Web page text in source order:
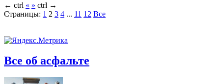
← ctrl « » ctrl →
Страницы: 1 2 3 4 ... 11 12 Все
Все об асфальте